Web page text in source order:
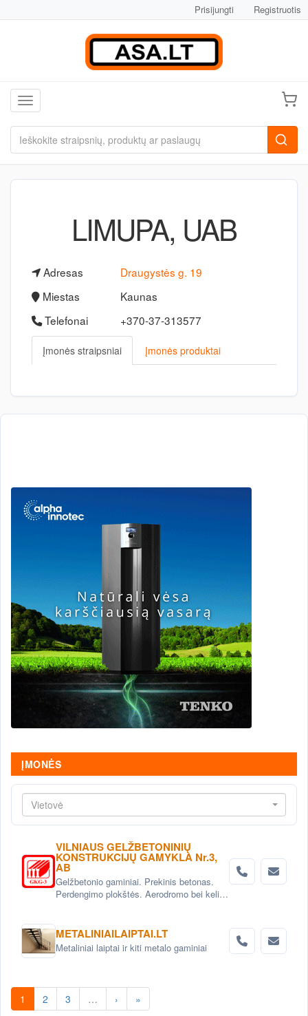
Prisijungti Registruotis
Toggle navigation
LIMUPA, UAB
Adresas
Draugystės g. 19
Miestas
Kaunas
Telefonai
+370-37-313577
Įmonės straipsniai Įmonės produktai
ĮMONĖS
Vietovė
VILNIAUS GELŽBETONINIŲ
KONSTRUKCIJŲ GAMYKLA Nr.3,
AB
Gelžbetonio gaminiai. Prekinis betonas.
Perdengimo plokštės. Aerodromo bei kelio
METALINIAILAIPTAI.LT
Metaliniai laiptai ir kiti metalo gaminiai
1 2 3 … › »